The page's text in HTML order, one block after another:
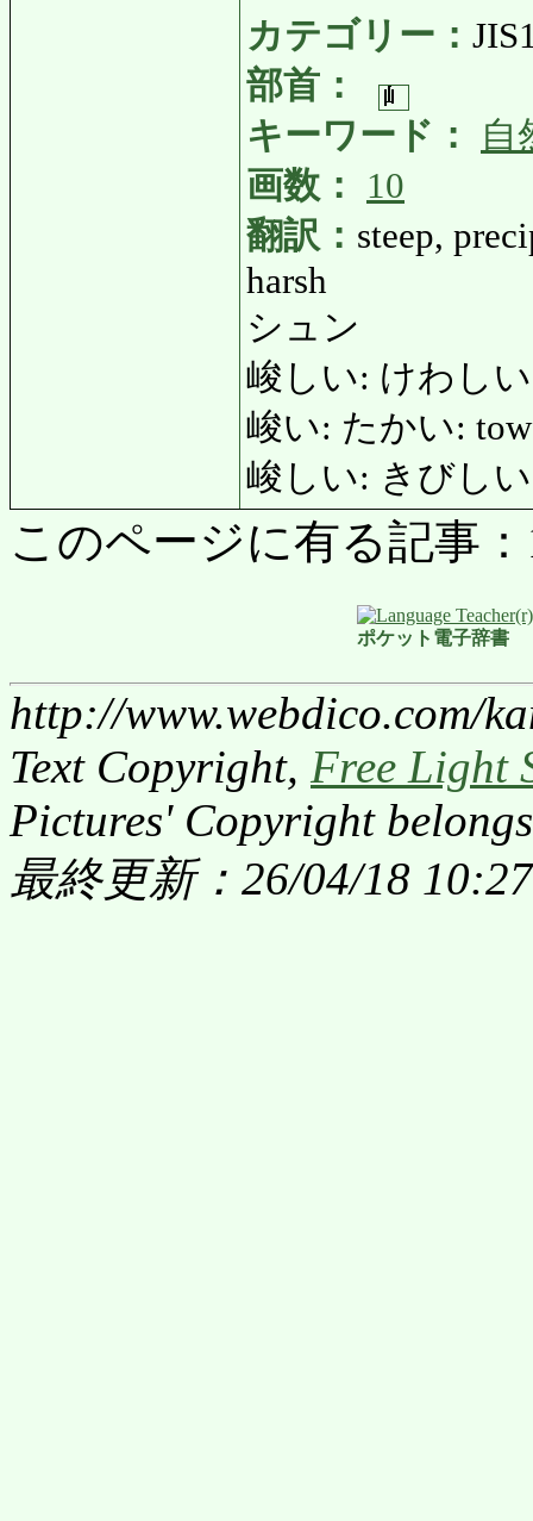
カテゴリー：
部首：
キーワード：
自
画数：
10
翻訳： steep,
harsh
シュン
峻しい: けわし
峻い: たかい:
峻しい: きびしい
このページに有る記事
ポケット電子辞書
http://www.webdico.com/
Text Copyright, Free Light
Pictures' Copyright
最終更新：26/04/18 10:27